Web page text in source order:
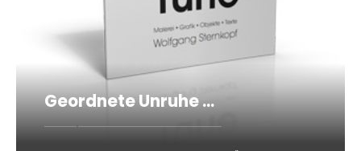
Geordnete Unruhe …